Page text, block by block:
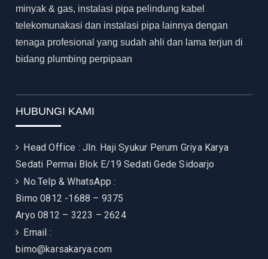
minyak & gas, instalasi pipa pelindung kabel
telekomunakasi dan instalasi pipa lainnya dengan
tenaga profesional yang sudah ahli dan lama terjun di
bidang plumbing perpipaan
HUBUNGI KAMI
Head Office : Jln. Haji Syukur Perum Griya Karya
Sedati Permai Blok E/19 Sedati Gede Sidoarjo
No.Telp & WhatsApp :
Bimo 0812 -1688 – 9375
Aryo 0812 – 3223 – 2624
Email :
bimo@karsakarya.com